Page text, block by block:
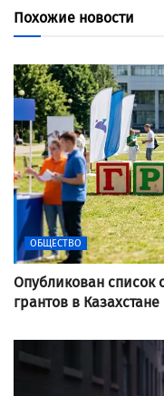
Похожие новости
ОБЩЕСТВО
Опубликован список
грантов в Казахстане